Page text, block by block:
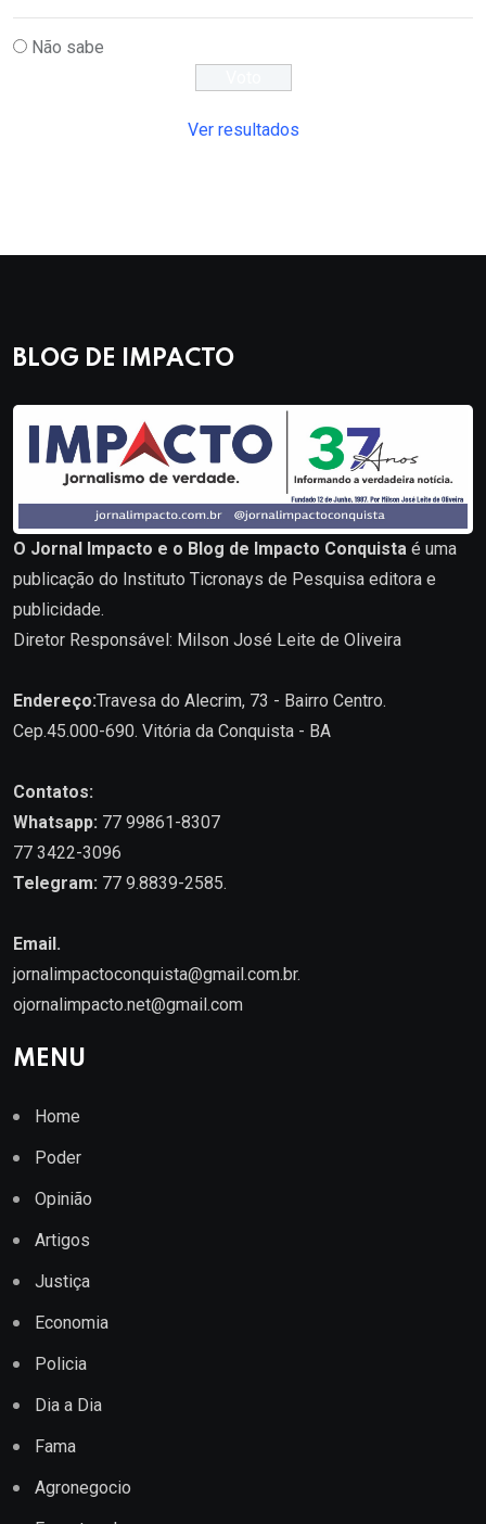
Não sabe
Ver resultados
BLOG DE IMPACTO
O Jornal Impacto e o Blog de Impacto Conquista é uma
publicação do Instituto Ticronays de Pesquisa editora e
publicidade.
Diretor Responsável: Milson José Leite de Oliveira
Endereço:Travesa do Alecrim, 73 - Bairro Centro.
Cep.45.000-690. Vitória da Conquista - BA
Contatos:
Whatsapp: 77 99861-8307
77 3422-3096
Telegram: 77 9.8839-2585.
Email.
jornalimpactoconquista@gmail.com.br.
ojornalimpacto.net@gmail.com
MENU
Home
Poder
Opinião
Artigos
Justiça
Economia
Policia
Dia a Dia
Fama
Agronegocio